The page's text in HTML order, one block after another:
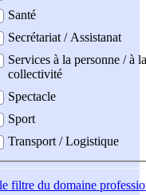
Santé
Secrétariat / Assistanat
Services à la personne / à la
collectivité
Spectacle
Sport
Transport / Logistique
filtre du domaine